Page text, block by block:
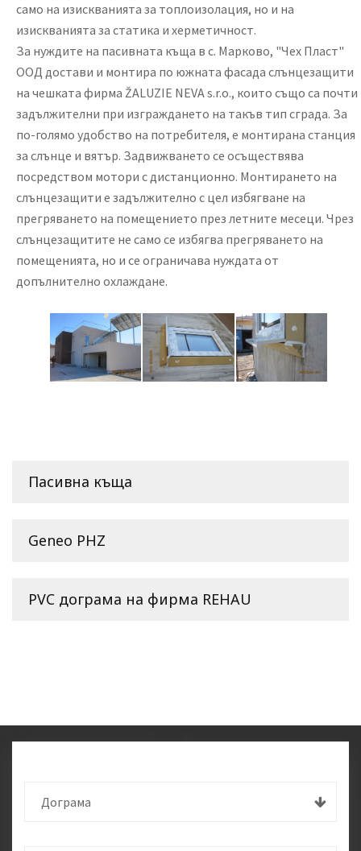
само на изискванията за топлоизолация, но и на
изискванията за статика и херметичност.
За нуждите на пасивната къща в с. Марково, "Чех Пласт"
ООД достави и монтира по южната фасада слънцезащити
на чешката фирма ŽALUZIE NEVA s.r.o., които също са почти
задължителни при изграждането на такъв тип сграда. За
по-голямо удобство на потребителя, е монтирана станция
за слънце и вятър. Задвижването се осъществява
посредством мотори с дистанционно. Монтирането на
слънцезащити е задължително с цел избягване на
прегряването на помещението през летните месеци. Чрез
слънцезащитите не само се избягва прегряването на
помещенията, но и се ограничава нуждата от
допълнително охлаждане.
Пасивна къща
Geneo PHZ
PVC дограма на фирма REHAU
Дограма